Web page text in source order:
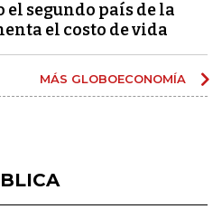
el segundo país de la
el costo de vida
MÁS GLOBOECONOMÍA